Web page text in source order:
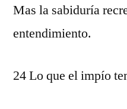
Mas la sabiduría
entendimiento.
24 Lo que el impío